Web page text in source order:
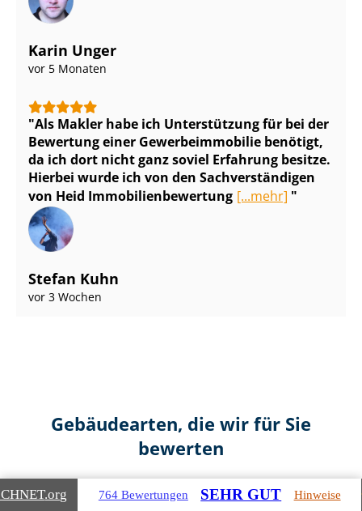
Karin Unger
vor 5 Monaten
Als Makler habe ich Unterstützung für bei der
Bewertung einer Ge­wer­be­im­mo­bi­lie benötigt,
da ich dort nicht ganz soviel Erfahrung besitze.
Hierbei wurde ich von den Sach­ver­stän­di­gen
von Heid Im­mo­bi­li­en­be­wer­tung [...mehr]
Stefan Kuhn
vor 3 Wochen
Gebäudearten, die wir für Sie
bewerten
.org 764 Bewertungen SEHR GUT Hinweise